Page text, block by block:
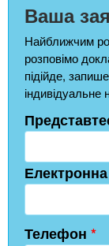
Ваша
Найближчим
розповімо
підійде,
індивідуальне
Телефон *